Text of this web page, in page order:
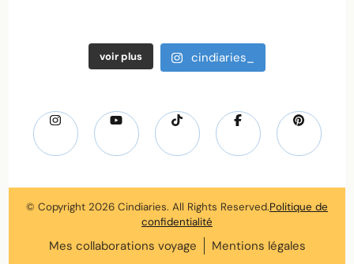
voir plus cindiaries_
© Copyright 2026 Cindiaries. All Rights Reserved.Politique de
confidentialité
Mes collaborations voyage Mentions légales